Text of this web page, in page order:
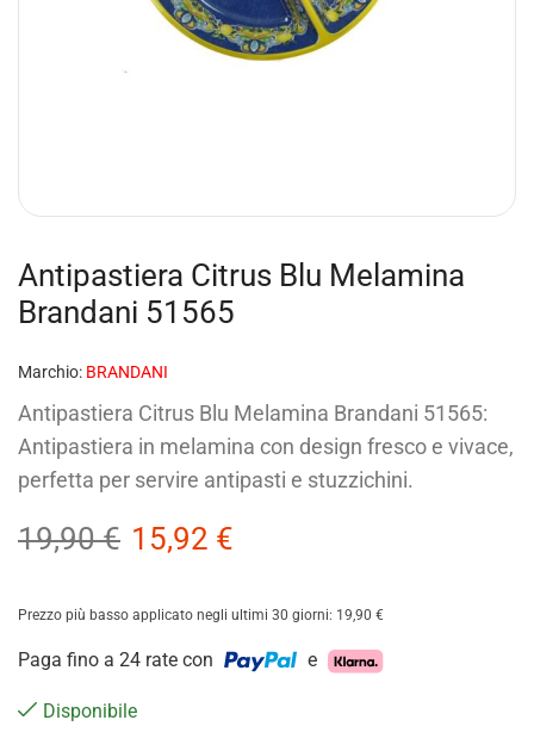
Antipastiera Citrus Blu Melamina
Brandani 51565
Marchio: BRANDANI
Antipastiera Citrus Blu Melamina Brandani 51565:
Antipastiera in melamina con design fresco e vivace,
perfetta per servire antipasti e stuzzichini.
19,90€ 15,92 €
Prezzo più basso applicato negli ultimi 30 giorni: 19,90 €
Paga fino a 24 rate con e
Disponibile